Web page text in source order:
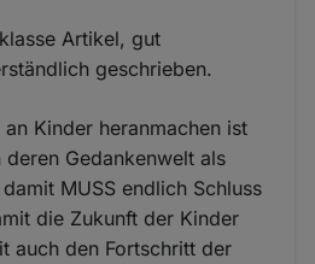
Artikel, gut
geschrieben.
Kinder heranmachen ist
Gedankenwelt als
MUSS endlich Schluss
die Zukunft der Kinder
auch den Fortschritt der